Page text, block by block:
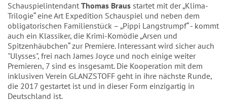
Schauspielintendant Thomas Braus startet mit der „Klima-
Trilogie“ eine Art Expedition Schauspiel und neben dem
obligatorischen Familienstück – „Pippi Langstrumpf“ - kommt
auch ein Klassiker, die Krimi-Komödie „Arsen und
Spitzenhäubchen“ zur Premiere. Interessant wird sicher auch
"Ulysses", frei nach James Joyce und noch einige weiter
Premieren, 7 sind es insgesamt. Die Kooperation mit dem
inklusiven Verein GLANZSTOFF geht in ihre nächste Runde,
die 2017 gestartet ist und in dieser Form einzigartig in
Deutschland ist.